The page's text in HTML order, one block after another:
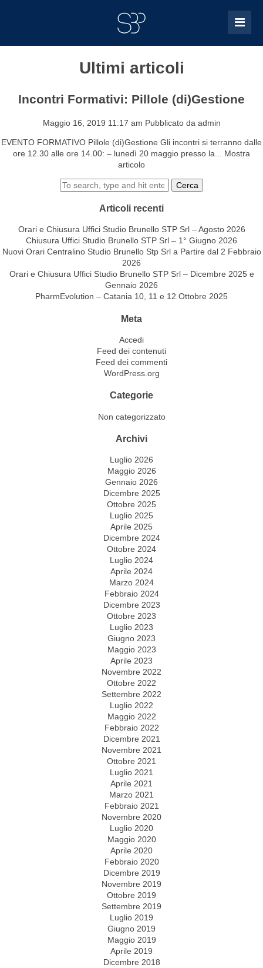
Ultimi articoli
Incontri Formativi: Pillole (di)Gestione
Maggio 16, 2019 11:17 am Pubblicato da admin
EVENTO FORMATIVO Pillole (di)Gestione Gli incontri si terranno dalle
ore 12.30 alle ore 14.00: – lunedì 20 maggio presso la... Mostra
articolo
Cerca
Articoli recenti
Orari e Chiusura Uffici Studio Brunello STP Srl – Agosto 2026
Chiusura Uffici Studio Brunello STP Srl – 1° Giugno 2026
Nuovi Orari Centralino Studio Brunello Stp Srl a Partire dal 2 Febbraio
2026
Orari e Chiusura Uffici Studio Brunello STP Srl – Dicembre 2025 e
Gennaio 2026
PharmEvolution – Catania 10, 11 e 12 Ottobre 2025
Meta
Accedi
Feed dei contenuti
Feed dei commenti
WordPress.org
Categorie
Non categorizzato
Archivi
Luglio 2026
Maggio 2026
Gennaio 2026
Dicembre 2025
Ottobre 2025
Luglio 2025
Aprile 2025
Dicembre 2024
Ottobre 2024
Luglio 2024
Aprile 2024
Marzo 2024
Febbraio 2024
Dicembre 2023
Ottobre 2023
Luglio 2023
Giugno 2023
Maggio 2023
Aprile 2023
Novembre 2022
Ottobre 2022
Settembre 2022
Luglio 2022
Maggio 2022
Febbraio 2022
Dicembre 2021
Novembre 2021
Ottobre 2021
Luglio 2021
Aprile 2021
Marzo 2021
Febbraio 2021
Novembre 2020
Luglio 2020
Maggio 2020
Aprile 2020
Febbraio 2020
Dicembre 2019
Novembre 2019
Ottobre 2019
Settembre 2019
Luglio 2019
Giugno 2019
Maggio 2019
Aprile 2019
Dicembre 2018